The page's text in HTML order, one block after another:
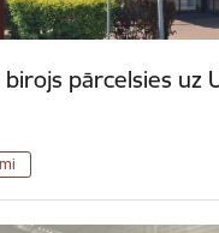
birojs pārcelsies uz